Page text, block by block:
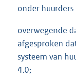
onder
overwegende
afgesproken
systeem van
4.0;